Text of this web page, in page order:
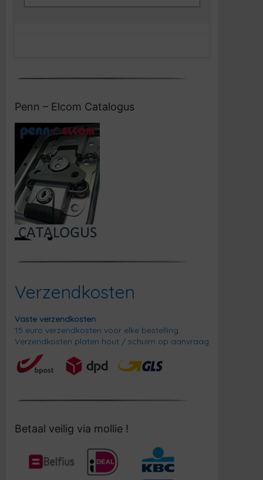
Penn – Elcom Catalogus
Verzendkosten
Vaste verzendkosten
15 euro verzendkosten voor elke bestelling.
Verzendkosten platen hout / schuim op aanvraag
Betaal veilig via mollie !